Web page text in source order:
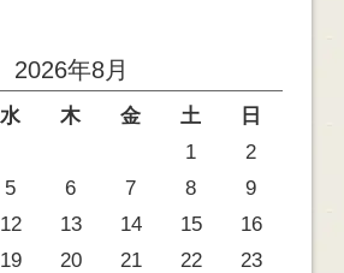
2026年8月
水 木 金 土
日
1
2
5 6 7 8
9
12 13 14 15
16
19 20 21 22
23